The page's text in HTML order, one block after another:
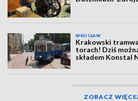
WROCŁAW
Krakowski
torach! Dziś
składem Konstal
ZOBACZ WIĘCEJ